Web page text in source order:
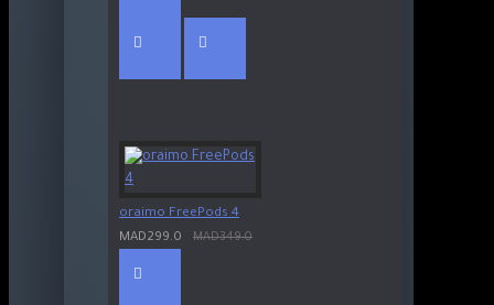
oraimo FreePods 4
MAD299.0
MAD349.0